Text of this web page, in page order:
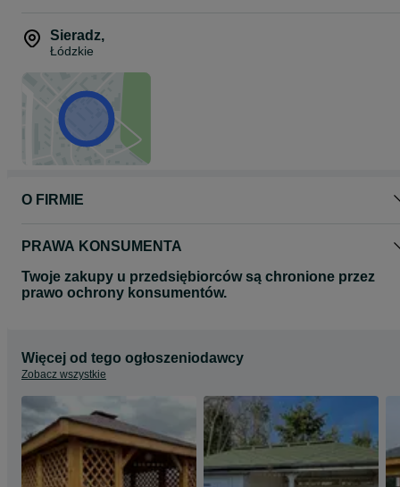
Sieradz,
Łódzkie
O FIRMIE
PRAWA KONSUMENTA
Twoje zakupy u przedsiębiorców są chronione przez
prawo ochrony konsumentów.
Więcej od tego ogłoszeniodawcy
Zobacz wszystkie